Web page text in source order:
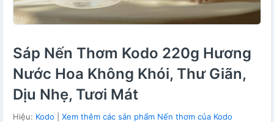
Sáp Nến Thơm Kodo 220g Hương
Nước Hoa Không Khói, Thư Giãn,
Dịu Nhẹ, Tươi Mát
Hiệu: Kodo Xem thêm các sản phẩm Nến thơm của Kodo